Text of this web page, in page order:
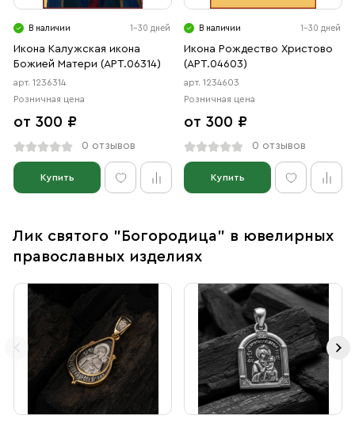
В наличии 1-30 дней
Икона Калужская икона
Божией Матери (АРТ.06314)
арт. 1236314
Розничная цена
от 300 ₽
0 отзывов
Купить
В наличии 1-30 дней
Икона Рождество Христово
(АРТ.04603)
арт. 1234603
Розничная цена
от 300 ₽
0 отзывов
Купить
Лик святого "Богородица" в ювелирных
православных изделиях